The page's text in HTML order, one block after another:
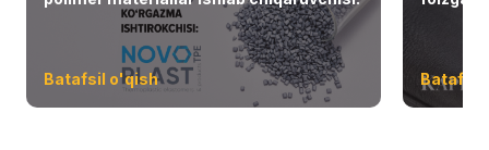
Batafsil o'qish Batafsil